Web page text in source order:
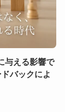
与える影響で
バックによ